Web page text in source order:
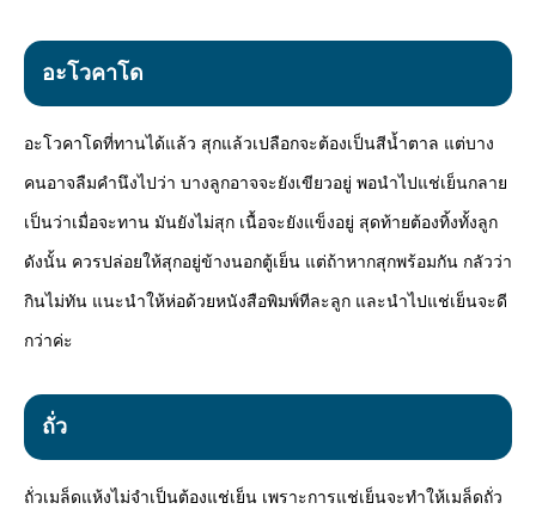
อะโวคาโด
อะโวคาโดที่ทานได้แล้ว สุกแล้วเปลือกจะต้องเป็นสีน้ำตาล แต่บาง
คนอาจลืมคำนึงไปว่า บางลูกอาจจะยังเขียวอยู่ พอนำไปแช่เย็นกลาย
เป็นว่าเมื่อจะทาน มันยังไม่สุก เนื้อจะยังแข็งอยู่ สุดท้ายต้องทิ้งทั้งลูก
ดังนั้น ควรปล่อยให้สุกอยู่ข้างนอกตู้เย็น แต่ถ้าหากสุกพร้อมกัน กลัวว่า
กินไม่ทัน แนะนำให้ห่อด้วยหนังสือพิมพ์ทีละลูก และนำไปแช่เย็นจะดี
กว่าค่ะ
ถั่ว
ถั่วเมล็ดแห้งไม่จำเป็นต้องแช่เย็น เพราะการแช่เย็นจะทำให้เมล็ดถั่ว